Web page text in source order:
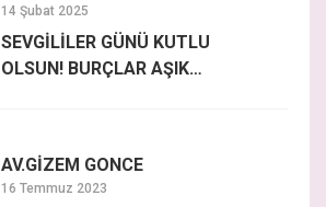
14 Şubat 2025
SEVGİLİLER GÜNÜ KUTLU
OLSUN! BURÇLAR AŞIK
AV.GİZEM GONCE
16 Temmuz 2023